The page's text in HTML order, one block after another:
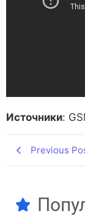
Источники:
Previous